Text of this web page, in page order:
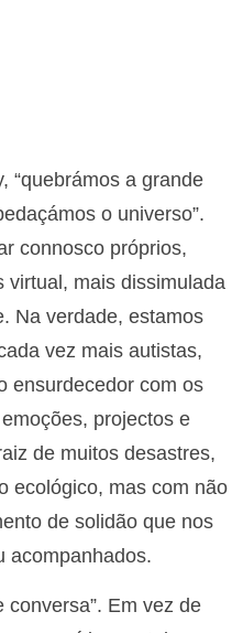
“quebrámos a grande
o universo”.
connosco próprios,
virtual, mais dissimulada
Na verdade, estamos
vez mais autistas,
ensurdecedor com os
projectos e
de muitos desastres,
ecológico, mas com não
de solidão que nos
acompanhados.
conversa”. Em vez de